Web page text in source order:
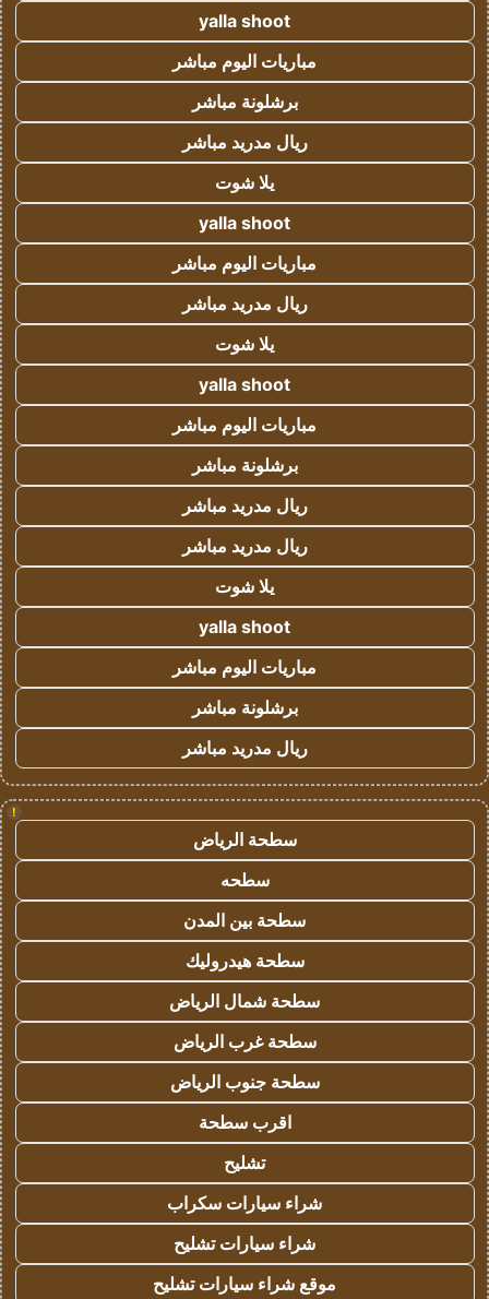
yalla shoot
مباريات اليوم مباشر
برشلونة مباشر
ريال مدريد مباشر
يلا شوت
yalla shoot
مباريات اليوم مباشر
ريال مدريد مباشر
يلا شوت
yalla shoot
مباريات اليوم مباشر
برشلونة مباشر
ريال مدريد مباشر
ريال مدريد مباشر
يلا شوت
yalla shoot
مباريات اليوم مباشر
برشلونة مباشر
ريال مدريد مباشر
!
سطحة الرياض
سطحه
سطحة بين المدن
سطحة هيدروليك
سطحة شمال الرياض
سطحة غرب الرياض
سطحة جنوب الرياض
اقرب سطحة
تشليح
شراء سيارات سكراب
شراء سيارات تشليح
موقع شراء سيارات تشليح